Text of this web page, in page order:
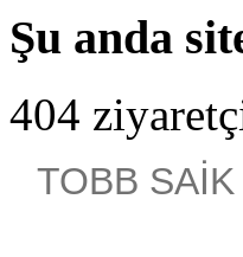
Şu anda
404
TOBB